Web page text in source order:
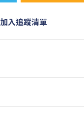
加入追蹤清單